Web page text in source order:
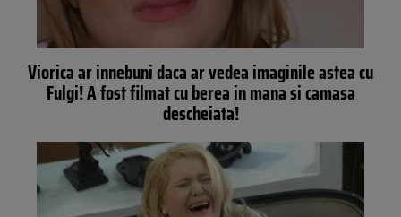
Viorica ar innebuni daca ar vedea imaginile astea cu
Fulgi! A fost filmat cu berea in mana si camasa
descheiata!